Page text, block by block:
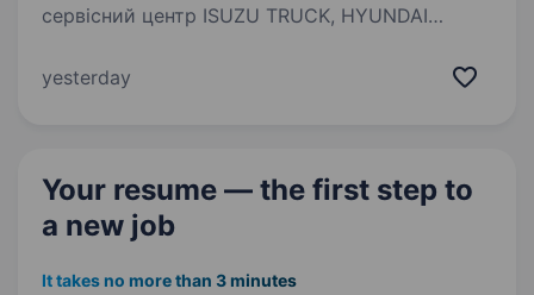
сервісний центр ISUZU TRUCK, HYUNDAI
TRUCK, JAC TRUCK, СПЕЦТЕХНІКИ, Тракторів,
yesterday
Your resume — the first step to
a new job
It takes no more than 3 minutes